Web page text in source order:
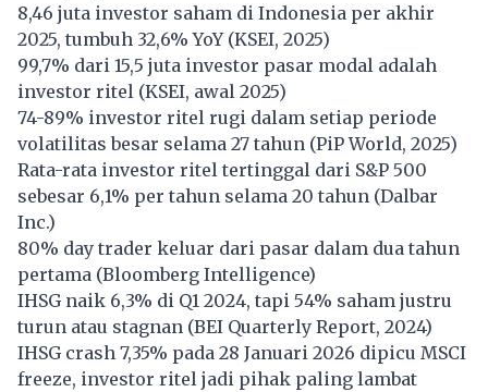
8,46 juta investor saham di Indonesia per akhir
2025, tumbuh 32,6% YoY (KSEI, 2025)
99,7% dari 15,5 juta investor pasar modal adalah
investor ritel (KSEI, awal 2025)
74-89% investor ritel rugi dalam setiap periode
volatilitas besar selama 27 tahun (PiP World, 2025)
Rata-rata investor ritel tertinggal dari S&P 500
sebesar 6,1% per tahun selama 20 tahun (Dalbar
Inc.)
80% day trader keluar dari pasar dalam dua tahun
pertama (Bloomberg Intelligence)
IHSG naik 6,3% di Q1 2024, tapi 54% saham justru
turun atau stagnan (BEI Quarterly Report, 2024)
IHSG crash 7,35% pada 28 Januari 2026 dipicu MSCI
freeze, investor ritel jadi pihak paling lambat